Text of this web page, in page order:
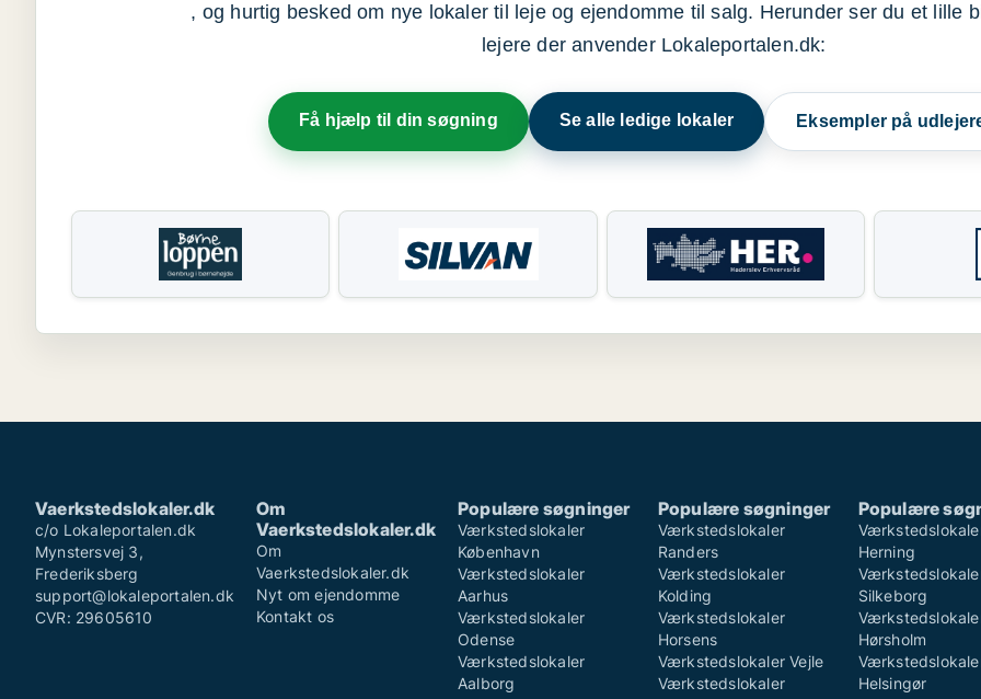
, og hurtig besked om nye lokaler til leje og ejendomme til salg. Herunder ser du et lille
lejere der anvender Lokaleportalen.dk:
Få hjælp til din søgning Se alle ledige lokaler Eksempler på
Vaerkstedslokaler.dk
c/o Lokaleportalen.dk
Mynstersvej 3,
Frederiksberg
support@lokaleportalen.dk
CVR: 29605610
Om
Vaerkstedslokaler.dk
Om
Vaerkstedslokaler.dk
Nyt om ejendomme
Kontakt os
Populære søgninger
Værkstedslokaler
København
Værkstedslokaler
Aarhus
Værkstedslokaler
Odense
Værkstedslokaler
Aalborg
Populære søgninger
Værkstedslokaler
Randers
Værkstedslokaler
Kolding
Værkstedslokaler
Horsens
Værkstedslokaler Vejle
Værkstedslokaler
Populære
Herning
Silkeborg
Hørsholm
Helsingør